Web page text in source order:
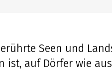
Seen und
ist, auf Dörfer wie